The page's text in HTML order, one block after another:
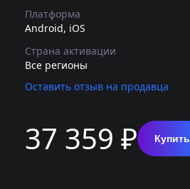
Платформа
Android, iOS
Страна активации
Все регионы
Оставить отзыв на продавца
37 359 ₽ Купить